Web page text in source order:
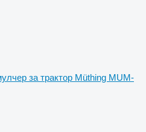
за трактор Müthing MUM-